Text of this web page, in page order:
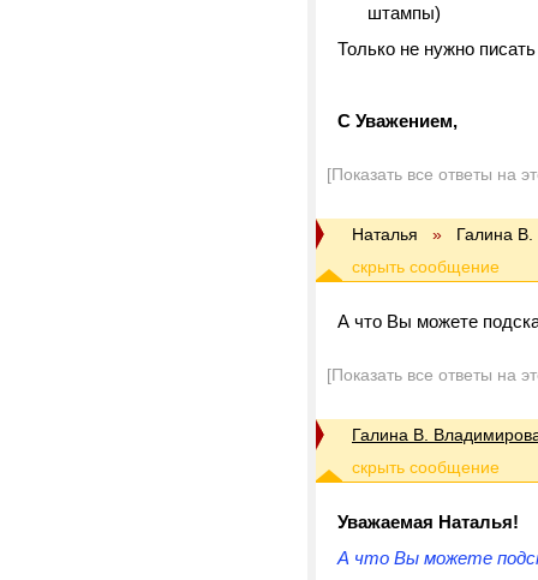
штампы)
Только не нужно
С Уважением,
[Показать все ответы на
Наталья » Галина
А что Вы можете
[Показать все ответы на
Галина В.
Уважаемая Наталья!
А что Вы можете